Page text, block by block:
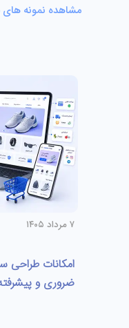
مشاهده نمونه های
۷ مرداد ۱۴۰۵
امکانات طراحی
ضروری و